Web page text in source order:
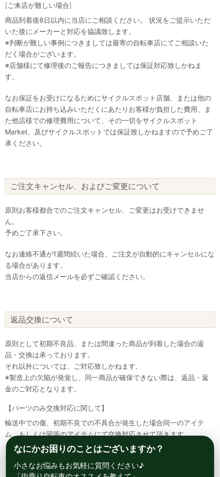
[ご来店が難しい場合]
商品到着後8日以内に当店にご相談ください。 状況をご提示いただ
いた後にメーカーと対応を協議致します。
※判断が難しい事例につきましては最寄の自転車店にてご相談いた
だく場合がございます。
※店舗様にて修理後のご報告につきましては保証対応致しかねま
す。
なお保証をお受けになるためにサイクルスポット店舗、または他の
自転車店にお持ち込みいただくにあたりお客様が負担した費用、ま
た他店様での修理費用について、その一切をサイクルスポット
Market、及びサイクルスポットでは保証致しかねますので予めご了
承ください。
ご注文キャンセル、およびご変更について
原則お客様都合でのご注文キャンセル、ご変更はお受けできませ
ん。
予めご了承下さい。
なお連絡不通が1週間続いた場合、ご注文が自動的にキャンセルにな
る場合があります。
当店からの返信メールを必ずご確認ください。
返品交換について
原則として初期不良品、または間違った商品が到着した場合の返
品・交換は承っております。
それ以外については、ご対応致しかねます。
※製造上の欠陥が発覚し、同一商品が確保できない際は、返品・返
金のご対応となります。
【パーツのみ交換対応に関して】
輸送中での傷、初期不良での不具合が発生した場合同一のアイテ
ム、もしくは同等のアイテムにて交換対応させて頂きます。
その場合該当部品を着払いにて返送して頂く必要が御座いますので
予めご了承ください。
なにかお困りのことはございますか？
小さなお悩みもお気軽に質問ください♪